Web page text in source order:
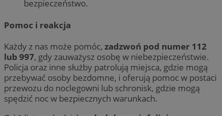
bezpieczeństwo.
Pomoc i reakcja
Każdy z nas może pomóc, zadzwoń pod numer 112
lub 997, gdy zauważysz osobę w niebezpieczeństwie.
Policja oraz inne służby patrolują miejsca, gdzie mogą
przebywać osoby bezdomne, i oferują pomoc w postaci
przewozu do noclegowni lub schronisk, gdzie mogą
spędzić noc w bezpiecznych warunkach.